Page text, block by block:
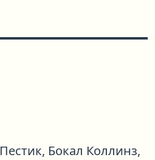
Пестик, Бокал Коллинз,